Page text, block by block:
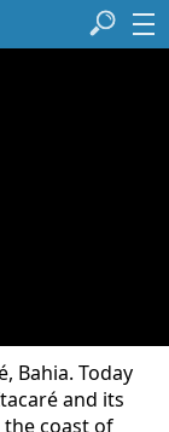
Bahia. Today
and its
coast of